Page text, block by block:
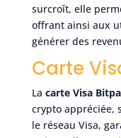
surcroît, elle
offrant ainsi aux
générer des
Carte
La carte Visa
crypto appréciée,
le réseau Visa,